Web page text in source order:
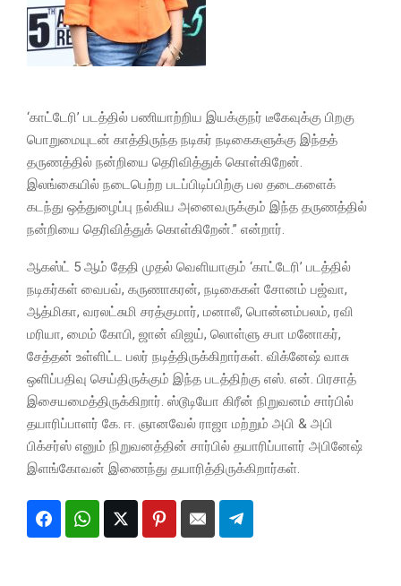
‘காட்டேரி’ படத்தில் பணியாற்றிய இயக்குநர் டீகேவுக்கு பிறகு
பொறுமையுடன் காத்திருந்த நடிகர் நடிகைகளுக்கு இந்தத்
தருணத்தில் நன்றியை தெரிவித்துக் கொள்கிறேன்.
இலங்கையில் நடைபெற்ற படப்பிடிப்பிற்கு பல தடைகளைக்
கடந்து ஒத்துழைப்பு நல்கிய அனைவருக்கும் இந்த தருணத்தில்
நன்றியை தெரிவித்துக் கொள்கிறேன்.” என்றார்.
ஆகஸ்ட் 5 ஆம் தேதி முதல் வெளியாகும் ‘காட்டேரி’ படத்தில்
நடிகர்கள் வைபவ், கருணாகரன், நடிகைகள் சோனம் பஜ்வா,
ஆத்மிகா, வரலட்சுமி சரத்குமார், மனாலீ, பொன்னம்பலம், ரவி
மரியா, மைம் கோபி, ஜான் விஜய், லொள்ளு சபா மனோகர்,
சேத்தன் உள்ளிட்ட பலர் நடித்திருக்கிறார்கள். விக்னேஷ் வாசு
ஒளிப்பதிவு செய்திருக்கும் இந்த படத்திற்கு எஸ். என். பிரசாத்
இசையமைத்திருக்கிறார். ஸ்டூடியோ கிரீன் நிறுவனம் சார்பில்
தயாரிப்பாளர் கே. ஈ. ஞானவேல் ராஜா மற்றும் அபி & அபி
பிக்சர்ஸ் எனும் நிறுவனத்தின் சார்பில் தயாரிப்பாளர் அபினேஷ்
இளங்கோவன் இணைந்து தயாரித்திருக்கிறார்கள்.